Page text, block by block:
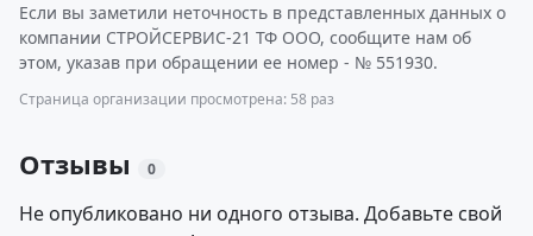
Если вы заметили неточность в представленных данных о
компании СТРОЙСЕРВИС-21 ТФ ООО, сообщите нам об
этом, указав при обращении ее номер - № 551930.
Страница организации просмотрена: 58 раз
Отзывы 0
Не опубликовано ни одного отзыва. Добавьте свой